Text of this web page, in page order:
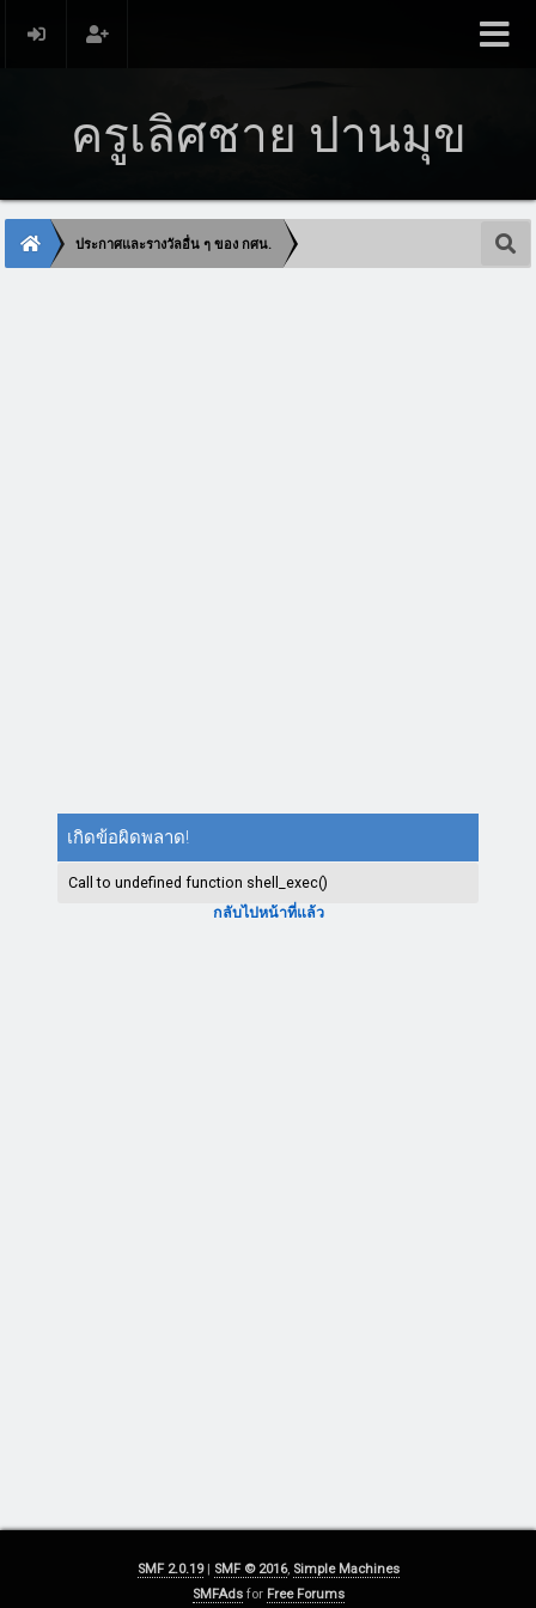
ครูเลิศชาย ปานมุข
ประกาศและรางวัลอื่น ๆ ของ กศน.
เกิดข้อผิดพลาด!
Call to undefined function shell_exec()
กลับไปหน้าที่แล้ว
SMF 2.0.19| SMF © 2016, Simple Machines
SMFAdsfor Free Forums